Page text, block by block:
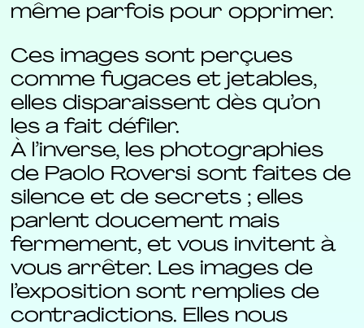
même parfois pour opprimer.
Ces images sont perçues
comme fugaces et jetables,
elles disparaissent dès qu’on
les a fait défiler.
À l’inverse, les photographies
de Paolo Roversi sont faites de
silence et de secrets ; elles
parlent doucement mais
fermement, et vous invitent à
vous arrêter. Les images de
l’exposition sont remplies de
contradictions. Elles nous